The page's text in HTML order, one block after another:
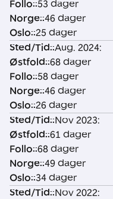
Follo::53 dager
Norge::46 dager
Oslo::25 dager
Sted/Tid::Aug. 2024:
Østfold::68 dager
Follo::58 dager
Norge::46 dager
Oslo::26 dager
Sted/Tid::Nov 2023:
Østfold::61 dager
Follo::68 dager
Norge::49 dager
Oslo::34 dager
Sted/Tid::Nov 2022: